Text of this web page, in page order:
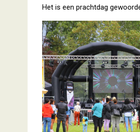
Het is een prachtdag